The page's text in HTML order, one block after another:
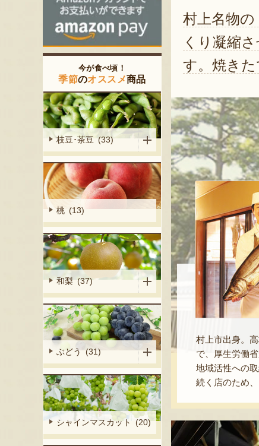
村上名物
くり凝縮
す。焼き
村上市出身。
で、厚生労働
地域活性への
続く店のため
今が食べ頃！
季節のオススメ商品
枝豆･茶豆 (33)
桃 (13)
和梨 (37)
ぶどう (31)
シャインマスカット (20)